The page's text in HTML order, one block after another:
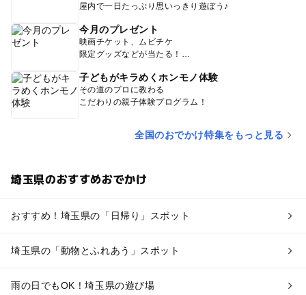
屋内で一日たっぷり思いっきり遊ぼう♪
今月のプレゼント
映画チケット、ムビチケ
限定グッズなどが当たる！
子どもがキラめくホンモノ体験
その道のプロに教わる
こだわりの親子体験プログラム！
全国のおでかけ特集をもっと見る
埼玉県のおすすめおでかけ
おすすめ！埼玉県の「日帰り」スポット
埼玉県の「動物とふれあう」スポット
雨の日でもOK！埼玉県の遊び場